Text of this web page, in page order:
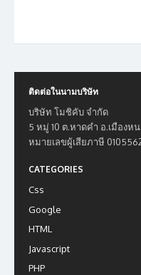
ติดต่อในนามบริษัท
บริษัท โมชิคับ จำกัด
5 หมู่ 10 ต.หาดคำ อ.เมืองห
หมายเลขผู้เสียภาษี
CATEGORIES
Css
Google
HTML
Javascript
PHP